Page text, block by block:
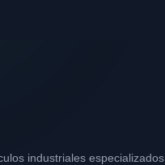
industriales especializados